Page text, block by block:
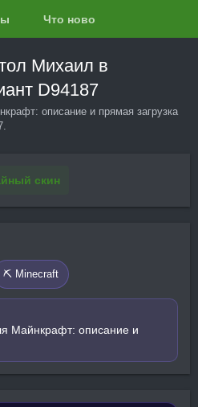
Что нового?
Михаил в
D94187
описание и прямая загрузка
скин
⛏️ Minecraft
Майнкрафт: описание и